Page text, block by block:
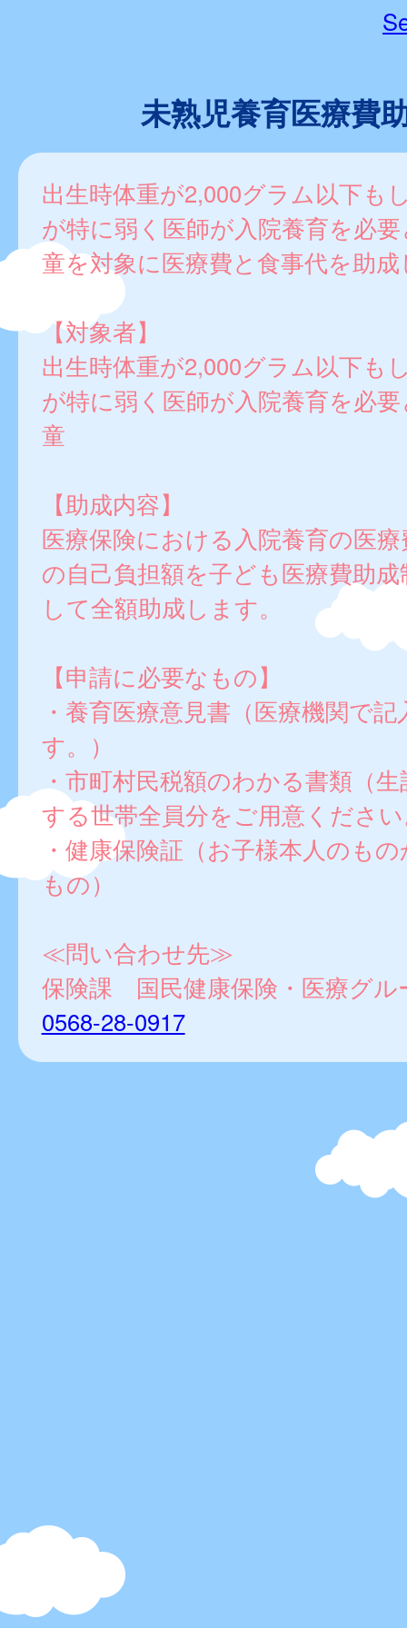
未熟児養育医療費
出生時体重が2,000グラム以下も
が特に弱く医師が入院養育を必
童を対象に医療費と食事代を助
【対象者】
出生時体重が2,000グラム以下も
が特に弱く医師が入院養育を必
童
【助成内容】
医療保険における入院養育の医
の自己負担額を子ども医療費助
して全額助成します。
【申請に必要なもの】
・養育医療意見書（医療機関で
す。）
・市町村民税額のわかる書類（
する世帯全員分をご用意くださ
・健康保険証（お子様本人のも
もの）
≪問い合わせ先≫
保険課 国民健康保険・医療グル
0568-28-0917